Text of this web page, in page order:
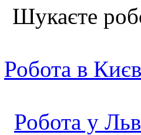
Шукаєте
Робота в
Робота у